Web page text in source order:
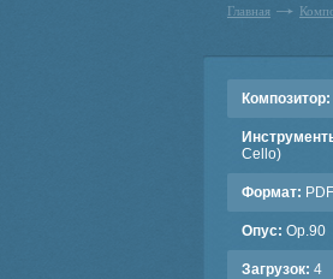
Главная
Композитор:
Cello)
Формат: PDF
Опус: Op.90
Загрузок: 4